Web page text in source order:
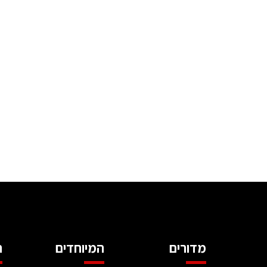
מדורים המיוחדים